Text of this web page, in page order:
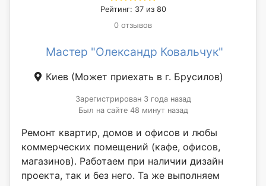
Рейтинг: 37 из 80
0 отзывов
Мастер "Олександр Ковальчук"
Киев (Может приехать в г. Брусилов)
Зарегистрирован 3 года назад
Был на сайте 48 минут назад
Ремонт квартир, домов и офисов и любы
коммерческих помещений (кафе, офисов,
магазинов). Работаем при наличии дизайн
проекта, так и без него. Та же выполняем